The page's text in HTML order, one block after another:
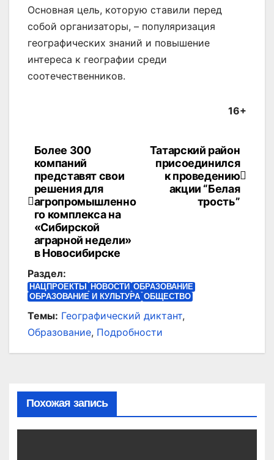
Основная цель, которую ставили перед
собой организаторы, – популяризация
географических знаний и повышение
интереса к географии среди
соотечественников.
16+
Навигация
по
записям
Татарский район
присоединился
к проведению
акции “Белая
трость”
Более 300
компаний
представят свои
решения для
агропромышленно
го комплекса на
«Сибирской
аграрной недели»
в Новосибирске
Раздел:
НАЦПРОЕКТЫ НОВОСТИ ОБРАЗОВАНИЕ
ОБРАЗОВАНИЕ И КУЛЬТУРА ОБЩЕСТВО
Темы: Географический диктант,
Образование, Подробности
Похожая запись